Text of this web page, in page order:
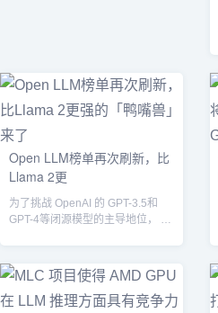
Open LLM榜单再次刷新，比
Llama 2更
为了挑战 OpenAI 的 GPT-3.5和
GPT-4等闭源模型的主导地位， 一